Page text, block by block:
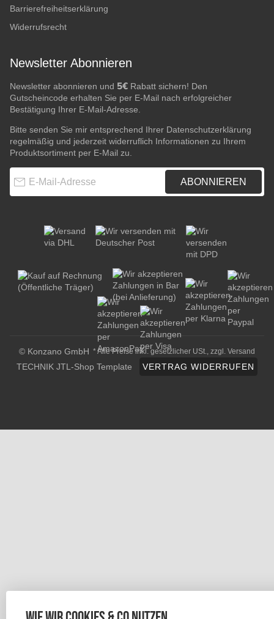
Barrierefreiheitserklärung
Widerrufsrecht
Newsletter Abonnieren
Newsletter abonnieren und 5€ Rabatt sichern! Den
Gutscheincode erhalten Sie per E-Mail nach erfolgreicher
Bestätigung Ihrer E-Mail-Adresse.
Bitte senden Sie mir entsprechend Ihrer Datenschutzerklärung
regelmäßig und jederzeit widerruflich Informationen zu Ihrem
Produktsortiment per E-Mail zu.
ABONNIEREN
© Konzano GmbH * Alle Preise inkl. gesetzlicher USt., zzgl. Versand
TECHNIK JTL-Shop Template VERTRAG WIDERRUFEN